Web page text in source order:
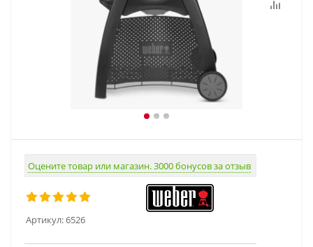
Оцените товар или магазин. 3000 бонусов за отзыв
Артикул:6526